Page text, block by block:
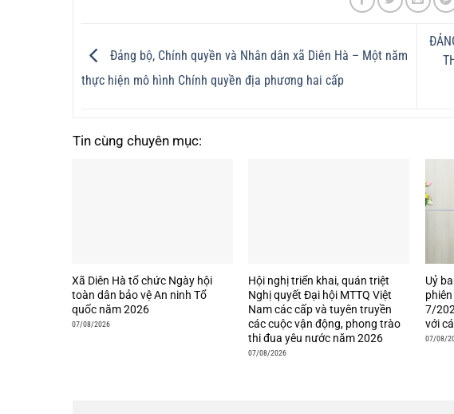
Đảng bộ, Chính quyền và Nhân dân xã Diên Hà – Một năm
thực hiện mô hình Chính quyền địa phương hai cấp
Tin cùng chuyên mục:
Xã Diên Hà tổ chức Ngày hội
toàn dân bảo vệ An ninh Tổ
quốc năm 2026
07/08/2026
Hội nghị triển khai, quán triệt
Nghị quyết Đại hội MTTQ Việt
Nam các cấp và tuyên truyền
các cuộc vận động, phong trào
thi đua yêu nước năm 2026
07/08/2026
Uỷ
7/
với
07/08/